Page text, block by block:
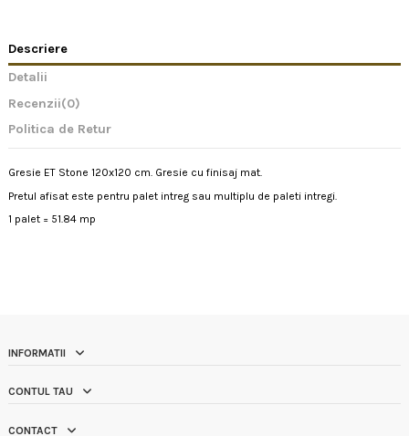
Descriere
Detalii
Recenzii(0)
Politica de Retur
Gresie ET Stone 120x120 cm. Gresie cu finisaj mat.
Pretul afisat este pentru palet intreg sau multiplu de paleti intregi.
1 palet = 51.84 mp
INFORMATII
CONTUL TAU
CONTACT